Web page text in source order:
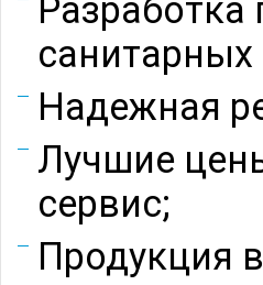
Разработка
Надежная
Лучшие
сервис;
Продукция